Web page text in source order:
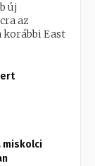
új
az
korábbi East
miskolci